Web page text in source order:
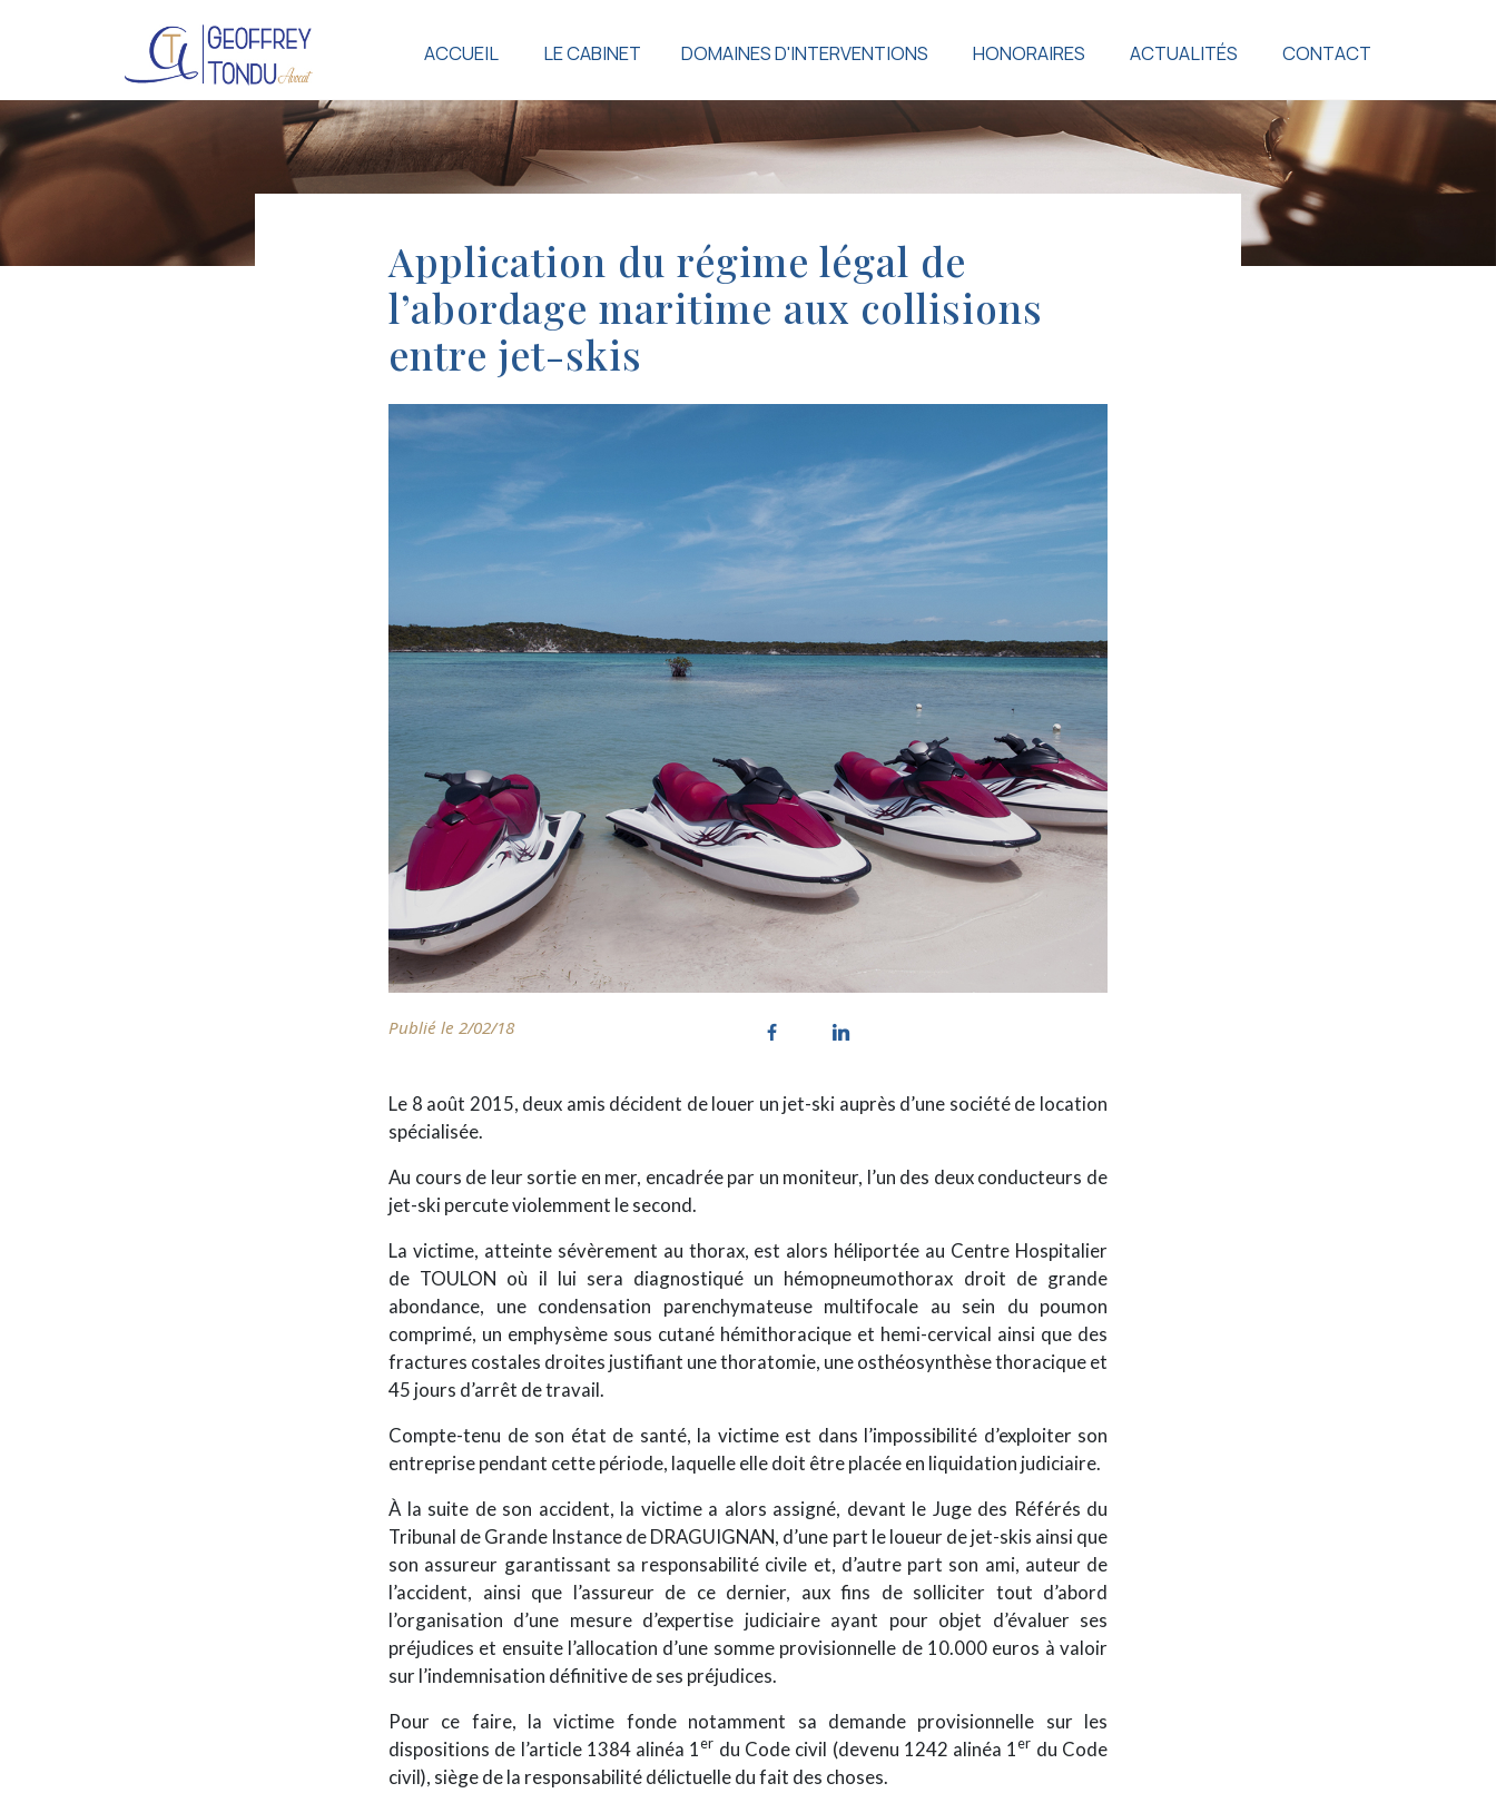
ACCUEIL LE CABINET DOMAINES D'INTERVENTIONS HONORAIRES ACTUALITÉS CONTACT
Application du régime légal de
l’abordage maritime aux collisions
entre jet-skis
Publié le 2/02/18
Le 8 août 2015, deux amis décident de louer un jet-ski auprès d’une société de location
spécialisée.
Au cours de leur sortie en mer, encadrée par un moniteur, l’un des deux conducteurs de
jet-ski percute violemment le second.
La victime, atteinte sévèrement au thorax, est alors héliportée au Centre Hospitalier
de TOULON où il lui sera diagnostiqué un hémopneumothorax droit de grande
abondance, une condensation parenchymateuse multifocale au sein du poumon
comprimé, un emphysème sous cutané hémithoracique et hemi-cervical ainsi que des
fractures costales droites justifiant une thoratomie, une osthéosynthèse thoracique et
45 jours d’arrêt de travail.
Compte-tenu de son état de santé, la victime est dans l’impossibilité d’exploiter son
entreprise pendant cette période, laquelle elle doit être placée en liquidation judiciaire.
À la suite de son accident, la victime a alors assigné, devant le Juge des Référés du
Tribunal de Grande Instance de DRAGUIGNAN, d’une part le loueur de jet-skis ainsi que
son assureur garantissant sa responsabilité civile et, d’autre part son ami, auteur de
l’accident, ainsi que l’assureur de ce dernier, aux fins de solliciter tout d’abord
l’organisation d’une mesure d’expertise judiciaire ayant pour objet d’évaluer ses
préjudices et ensuite l’allocation d’une somme provisionnelle de 10.000 euros à valoir
sur l’indemnisation définitive de ses préjudices.
Pour ce faire, la victime fonde notamment sa demande provisionnelle sur les
dispositions de l’article 1384 alinéa 1er du Code civil (devenu 1242 alinéa 1er du Code
civil), siège de la responsabilité délictuelle du fait des choses.